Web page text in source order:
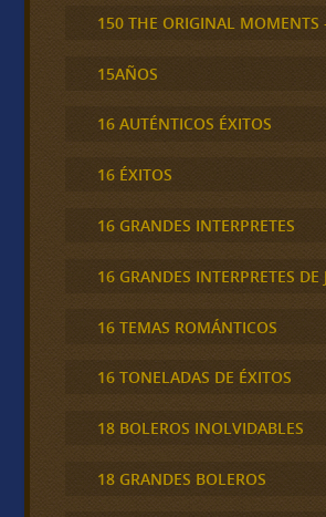
150 THE ORIGINAL MOMENTS
15AÑOS
16 AUTÉNTICOS ÉXITOS
16 ÉXITOS
16 GRANDES INTERPRETES
16 GRANDES INTERPRETES DE
16 TEMAS ROMÁNTICOS
16 TONELADAS DE ÉXITOS
18 BOLEROS INOLVIDABLES
18 GRANDES BOLEROS